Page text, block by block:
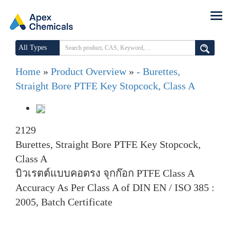
All Types
Home » Product Overview» - Burettes,
Straight Bore PTFE Key Stopcock, Class A
2129
Burettes, Straight Bore PTFE Key Stopcock,
Class A
บิวเรตต์แบบคอตรง จุกก๊อก PTFE Class A
Accuracy As Per Class A of DIN EN / ISO 385 :
2005, Batch Certificate